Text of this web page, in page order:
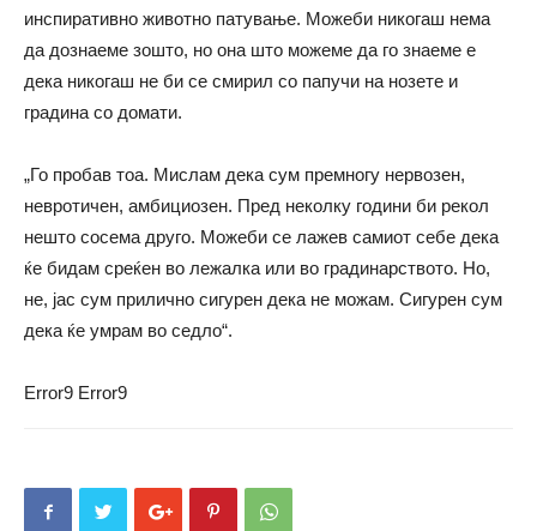
инспиративно животно патување. Можеби никогаш нема
да дознаеме зошто, но она што можеме да го знаеме е
дека никогаш не би се смирил со папучи на нозете и
градина со домати.
„Го пробав тоа. Мислам дека сум премногу нервозен,
невротичен, амбициозен. Пред неколку години би рекол
нешто сосема друго. Можеби се лажев самиот себе дека
ќе бидам среќен во лежалка или во градинарството. Но,
не, јас сум прилично сигурен дека не можам. Сигурен сум
дека ќе умрам во седло“.
Error9 Error9